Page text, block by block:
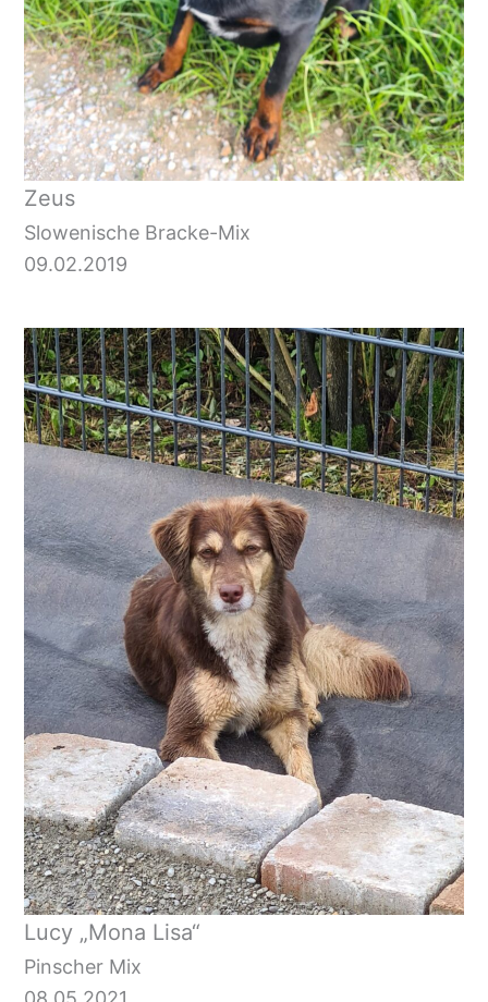
Zeus
Slowenische Bracke-Mix
09.02.2019
Lucy „Mona Lisa“
Pinscher Mix